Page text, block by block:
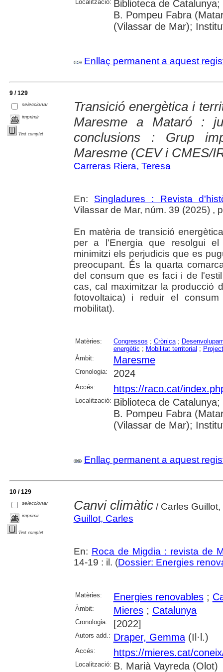
Localització: Biblioteca de
B. Pompeu Fabra
(Vilassar de Mar);
Enllaç permanent a aquest
9 / 129
seleccionar
imprimir
Text complet
Transició energètica i
Maresme a Mataró :
conclusions : Grup
Maresme (CEV i CMES/
Carreras Riera, Teresa
En: Singladures : Revista
Vilassar de Mar, núm. 39 (2025) ,
En matèria de transició
per a l'Energia que resolgui el
minimitzi els perjudicis que es
preocupant. És la quarta
del consum que es faci i de
cas, cal maximitzar la producció
fotovoltaica) i reduir el
mobilitat).
Matèries: Congressos ; Crònica;
energètic ; Mobilitat territorial ;
Àmbit:
Maresme
Cronologia: 2024
Accés: https://raco.cat/
Localització: Biblioteca de
B. Pompeu Fabra
(Vilassar de Mar);
Enllaç permanent a aquest
10 / 129
seleccionar
imprimir
Text complet
Canvi climàtic/ Carles Guillot,
Guillot, Carles
En: Roca de Migdia : revista de
14-19 : il. (Dossier: Energies
Matèries: Energies renovables;
Àmbit: Mieres; Catalunya
Cronologia: [2022]
Autors add.: Draper, Gemma(Il·l.)
Accés: https://mieres.cat/
Localització: B. Marià Vayreda (Olot)